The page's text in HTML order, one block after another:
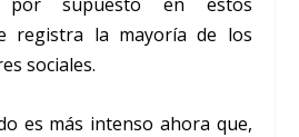
registra la mayoría de los
sociales.
es más intenso ahora que,